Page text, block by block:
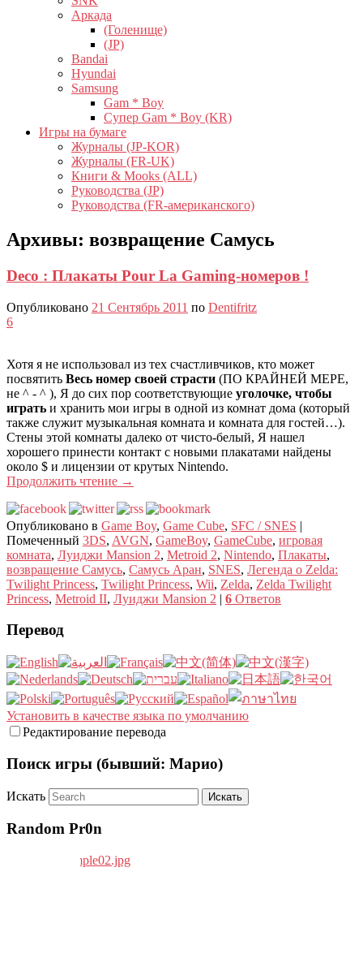
Аркада
(Голенище)
(JP)
Bandai
Hyundai
Samsung
Gam * Boy
Супер Gam * Boy (KR)
Игры на бумаге
Журналы (JP-KOR)
Журналы (FR-UK)
Книги & Mooks (ALL)
Руководства (JP)
Руководства (FR-американского)
Архивы: возвращение Самусь
Deco : Плакаты Pour La Gaming-номеров !
Опубликовано 21 Сентябрь 2011 по Dentifritz
6
Хотя я не использовал из тех счастливчиков, кто может
посвятить Весь номер своей страсти (ПО КРАЙНЕЙ МЕРЕ,
не ^ - ^ ), Я до сих пор соответствующие уголочке, чтобы
играть и хранить мои игры в одной из комнат дома (который
также служит музыкальная комната и комната для гостей…).
Стены этой комнаты далеко от чисто-белый, Я нашел
хорошего принести контакт с новыми плакатами найдены
около $ и лицензии от крутых Nintendo.
Продолжить чтение →
Опубликовано в Game Boy, Game Cube, SFC / SNES |
Помеченный 3DS, AVGN, GameBoy, GameCube, игровая
комната, Луиджи Mansion 2, Metroid 2, Nintendo, Плакаты,
возвращение Самусь, Самусь Аран, SNES, Легенда о Zelda:
Twilight Princess, Twilight Princess, Wii, Zelda, Zelda Twilight
Princess, Metroid II, Луиджи Mansion 2 | 6 Ответов
Перевод
Установить в качестве языка по умолчанию
Редактирование перевода
Поиск игры (бывший: Марио)
Искать
Random Pr0n